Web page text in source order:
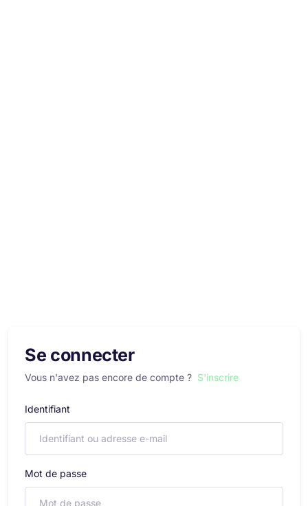
Se connecter
Vous n'avez pas encore de compte ? S'inscrire
Identifiant
Mot de passe